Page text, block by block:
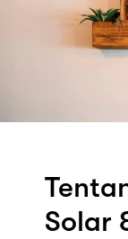
Solar